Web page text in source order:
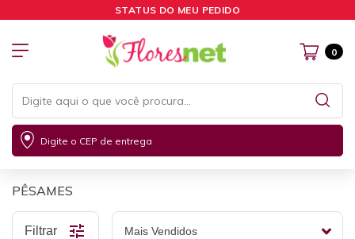
STATUS DO MEU PEDIDO
0
Digite o CEP de entrega
PÊSAMES
Filtrar